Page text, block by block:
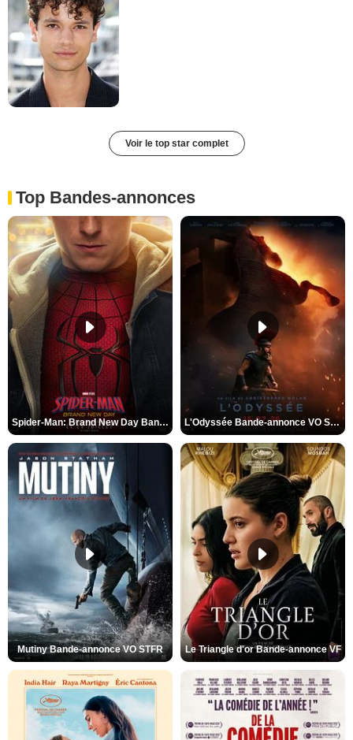
Voir le top star complet
Top Bandes-annonces
Spider-Man: Brand New Day Bande-annonce VO STFR L'Odyssée Bande-annonce VO STFR
Mutiny Bande-annonce VO STFR Le Triangle d'or Bande-annonce VF